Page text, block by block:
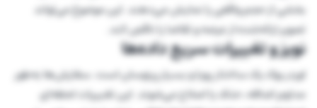
بخشی از حجم واقعی را نمایش می‌دهند. این موضوع می‌تواند
تصویر ارائه‌شده از عرضه و تقاضا را ناقص کند.
نویز و تغییرات سریع داده‌ها
اوردر بوک یک ساختار پویا و بسیار پرنوسان است. سفارش‌ها به‌طور
مداوم اضافه، حذف یا اصلاح می‌شوند. این تغییرات لحظه‌ای